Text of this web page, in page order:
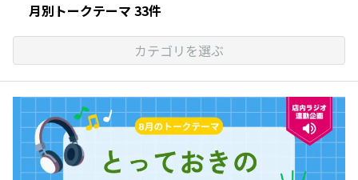
月別トークテーマ 33件
カテゴリを選ぶ